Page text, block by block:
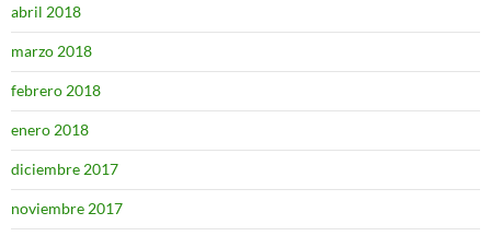
abril 2018
marzo 2018
febrero 2018
enero 2018
diciembre 2017
noviembre 2017